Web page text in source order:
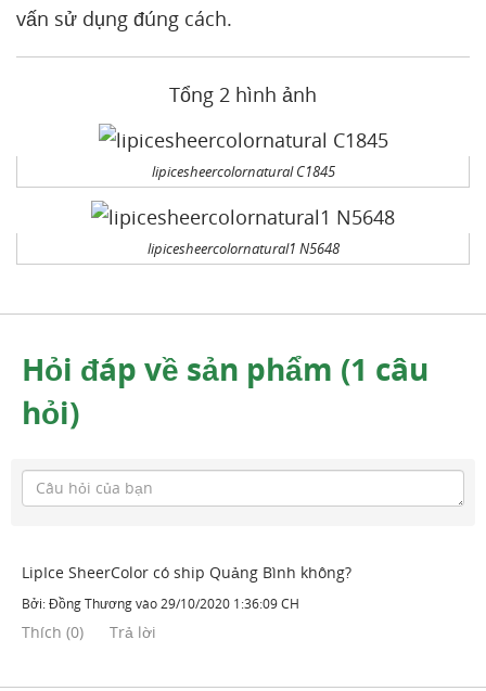
vấn sử dụng đúng cách.
Tổng 2 hình ảnh
lipicesheercolornatural C1845
lipicesheercolornatural1 N5648
Hỏi đáp về sản phẩm (1 câu
hỏi)
LipIce SheerColor có ship Quảng Bình không?
Bởi:Đồng Thươngvào29/10/2020 1:36:09 CH
Thích (0) Trả lời